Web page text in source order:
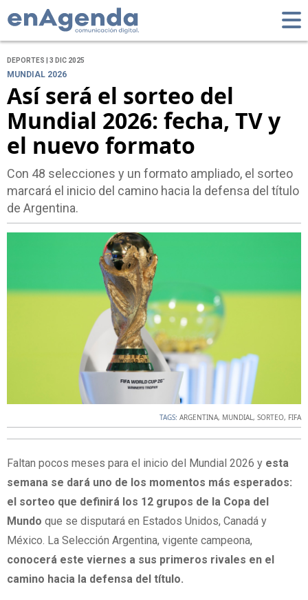
DEPORTES | 3 DIC 2025
MUNDIAL 2026
Así será el sorteo del
Mundial 2026: fecha, TV y
el nuevo formato
Con 48 selecciones y un formato ampliado, el sorteo
marcará el inicio del camino hacia la defensa del título
de Argentina.
TAGS: ARGENTINA, MUNDIAL, SORTEO, FIFA
Faltan pocos meses para el inicio del Mundial 2026 y esta
semana se dará uno de los momentos más esperados:
el sorteo que definirá los 12 grupos de la Copa del
Mundo que se disputará en Estados Unidos, Canadá y
México. La Selección Argentina, vigente campeona,
conocerá este viernes a sus primeros rivales en el
camino hacia la defensa del título.